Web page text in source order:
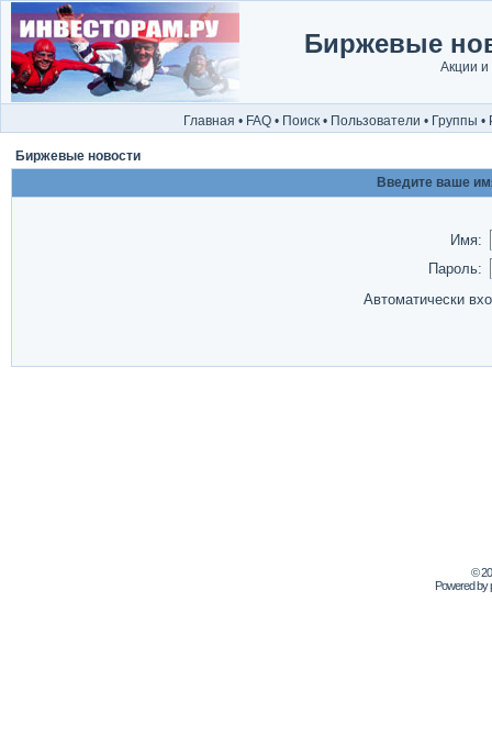
Биржевые
Акции и
Главная • FAQ • Поиск • Пользователи • Группы •
Биржевые новости
Введите ваше
Имя:
Пароль:
Автоматически
©
Powered by